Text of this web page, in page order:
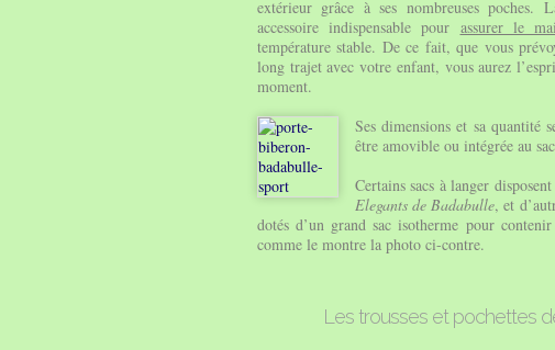
extérieur grâce à ses nombreuses poches.
accessoire indispensable pour assurer le
température stable. De ce fait, que vous
long trajet avec votre enfant, vous aurez
moment.
Ses dimensions et sa quantité
être amovible ou intégrée au
Certains sacs à langer
Elegants de Badabulle, et
dotés d’un grand sac isotherme pour
comme le montre la photo ci-contre.
Les trousses et pochettes